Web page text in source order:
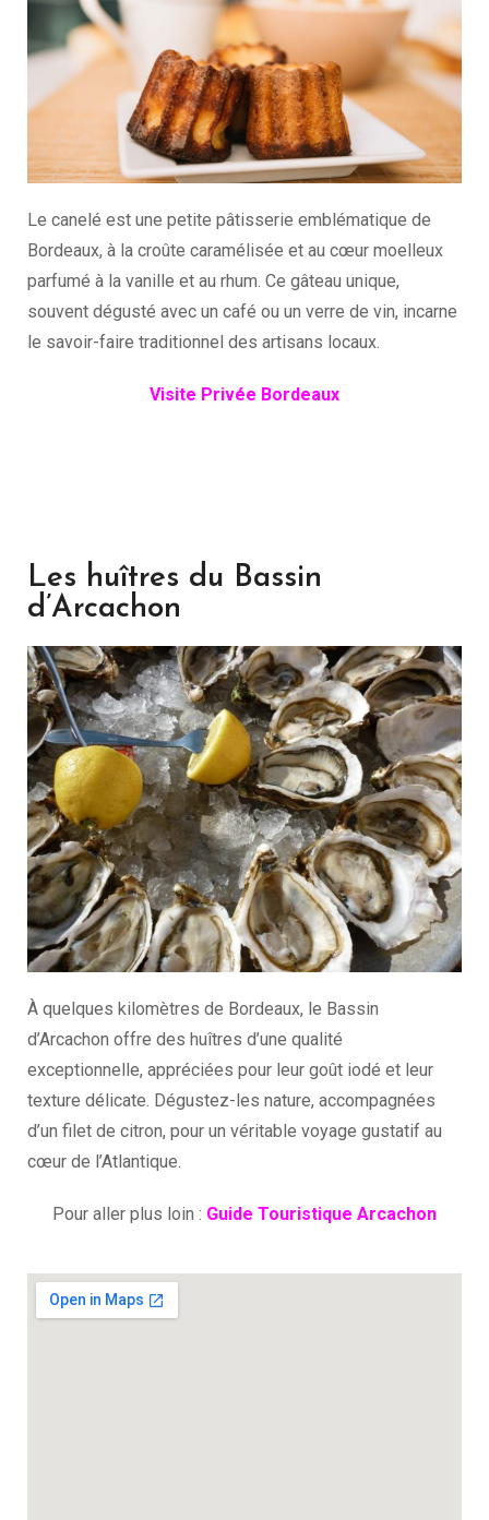
Le canelé est une petite pâtisserie emblématique de
Bordeaux, à la croûte caramélisée et au cœur moelleux
parfumé à la vanille et au rhum. Ce gâteau unique,
souvent dégusté avec un café ou un verre de vin, incarne
le savoir-faire traditionnel des artisans locaux.
Visite Privée Bordeaux
Les huîtres du Bassin
d’Arcachon
À quelques kilomètres de Bordeaux, le Bassin
d’Arcachon offre des huîtres d’une qualité
exceptionnelle, appréciées pour leur goût iodé et leur
texture délicate. Dégustez-les nature, accompagnées
d’un filet de citron, pour un véritable voyage gustatif au
cœur de l’Atlantique.
Pour aller plus loin : Guide Touristique Arcachon